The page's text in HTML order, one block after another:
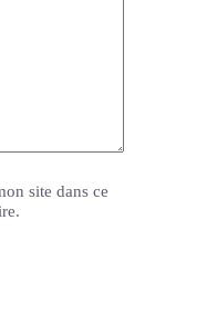
site dans ce